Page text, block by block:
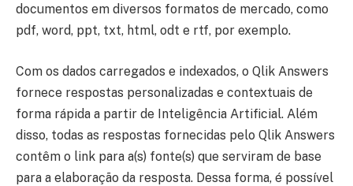
documentos em diversos formatos de mercado, como
pdf, word, ppt, txt, html, odt e rtf, por exemplo.
Com os dados carregados e indexados, o Qlik Answers
fornece respostas personalizadas e contextuais de
forma rápida a partir de Inteligência Artificial. Além
disso, todas as respostas fornecidas pelo Qlik Answers
contêm o link para a(s) fonte(s) que serviram de base
para a elaboração da resposta. Dessa forma, é possível